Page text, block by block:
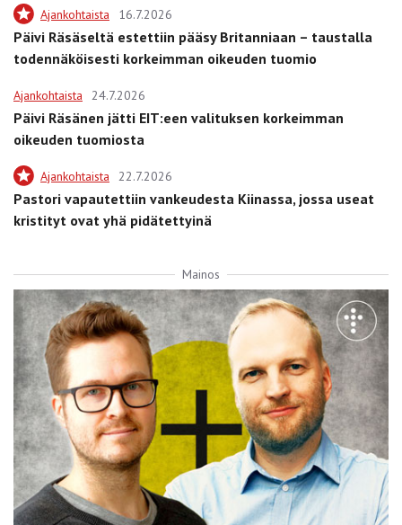
Ajankohtaista 16.7.2026
Päivi Räsäseltä estettiin pääsy Britanniaan – taustalla
todennäköisesti korkeimman oikeuden tuomio
Ajankohtaista 24.7.2026
Päivi Räsänen jätti EIT:een valituksen korkeimman
oikeuden tuomiosta
Ajankohtaista 22.7.2026
Pastori vapautettiin vankeudesta Kiinassa, jossa useat
kristityt ovat yhä pidätettyinä
Mainos